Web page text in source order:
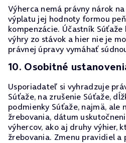
Výherca nemá právny nárok
výplatu jej hodnoty formou
kompenzácie. Účastník
výhry zo stávok a hier nie je
právnej úpravy vymáhať
10. Osobitné
Usporiadateľ si vyhradzuje
Súťaže, na zrušenie Súťaže,
podmienky Súťaže, najmä, ale
žrebovania, dátum
výhercov, ako aj druhy výhier,
žrebovania. Zmenu pravidiel a